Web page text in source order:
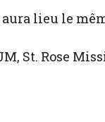
lieu le
St. Rose